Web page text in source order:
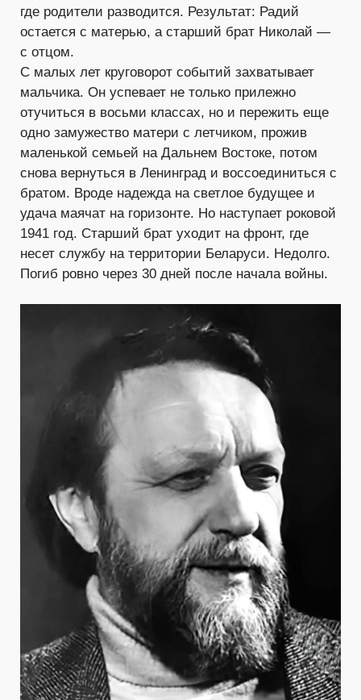
где родители разводится. Результат: Радий
остается с матерью, а старший брат Николай —
с отцом.
С малых лет круговорот событий захватывает
мальчика. Он успевает не только прилежно
отучиться в восьми классах, но и пережить еще
одно замужество матери с летчиком, прожив
маленькой семьей на Дальнем Востоке, потом
снова вернуться в Ленинград и воссоединиться с
братом. Вроде надежда на светлое будущее и
удача маячат на горизонте. Но наступает роковой
1941 год. Старший брат уходит на фронт, где
несет службу на территории Беларуси. Недолго.
Погиб ровно через 30 дней после начала войны.